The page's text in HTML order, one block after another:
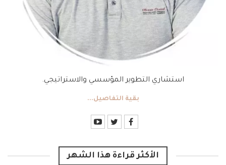
استشاري التطوير المؤسسي والاستراتيجي.
بقية التفاصيل...
الأكثر قراءة هذا الشهر